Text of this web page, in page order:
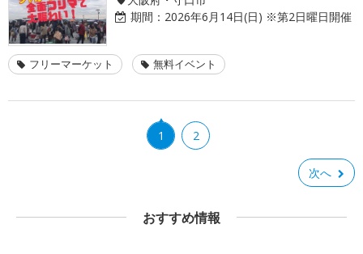
期間： 2026年6月14日(日) ※第2日曜日開催
フリーマーケット 無料イベント
1 2
次へ
おすすめ情報